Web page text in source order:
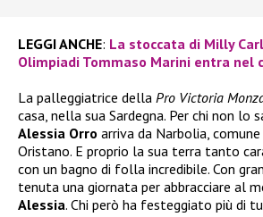
LEGGI ANCHE: La stoccata di Milly
Olimpiadi Tommaso Marini entra nel
La palleggiatrice della Pro Victoria
casa, nella sua Sardegna. Per chi non lo
Alessia Orro arriva da Narbolia,
Oristano. E proprio la sua terra tanto
con un bagno di folla incredibile. Con
tenuta una giornata per abbracciare al
Alessia. Chi però ha festeggiato più di